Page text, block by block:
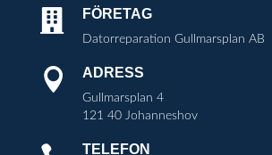
 FÖRETAG
Datorreparation Gullmarsplan AB
 ADRESS
Gullmarsplan 4
121 40 Johanneshov
TELEFON